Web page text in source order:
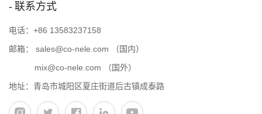
联系方式
电话： +86 13583237158
邮箱： sales@co-nele.com （国内）
mix@co-nele.com （国外）
地址：青岛市城阳区夏庄街道后古镇成泰路